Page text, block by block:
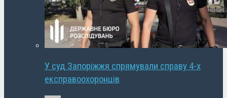
У суд Запоріжжя спрямували справу 4-х
експравоохоронців